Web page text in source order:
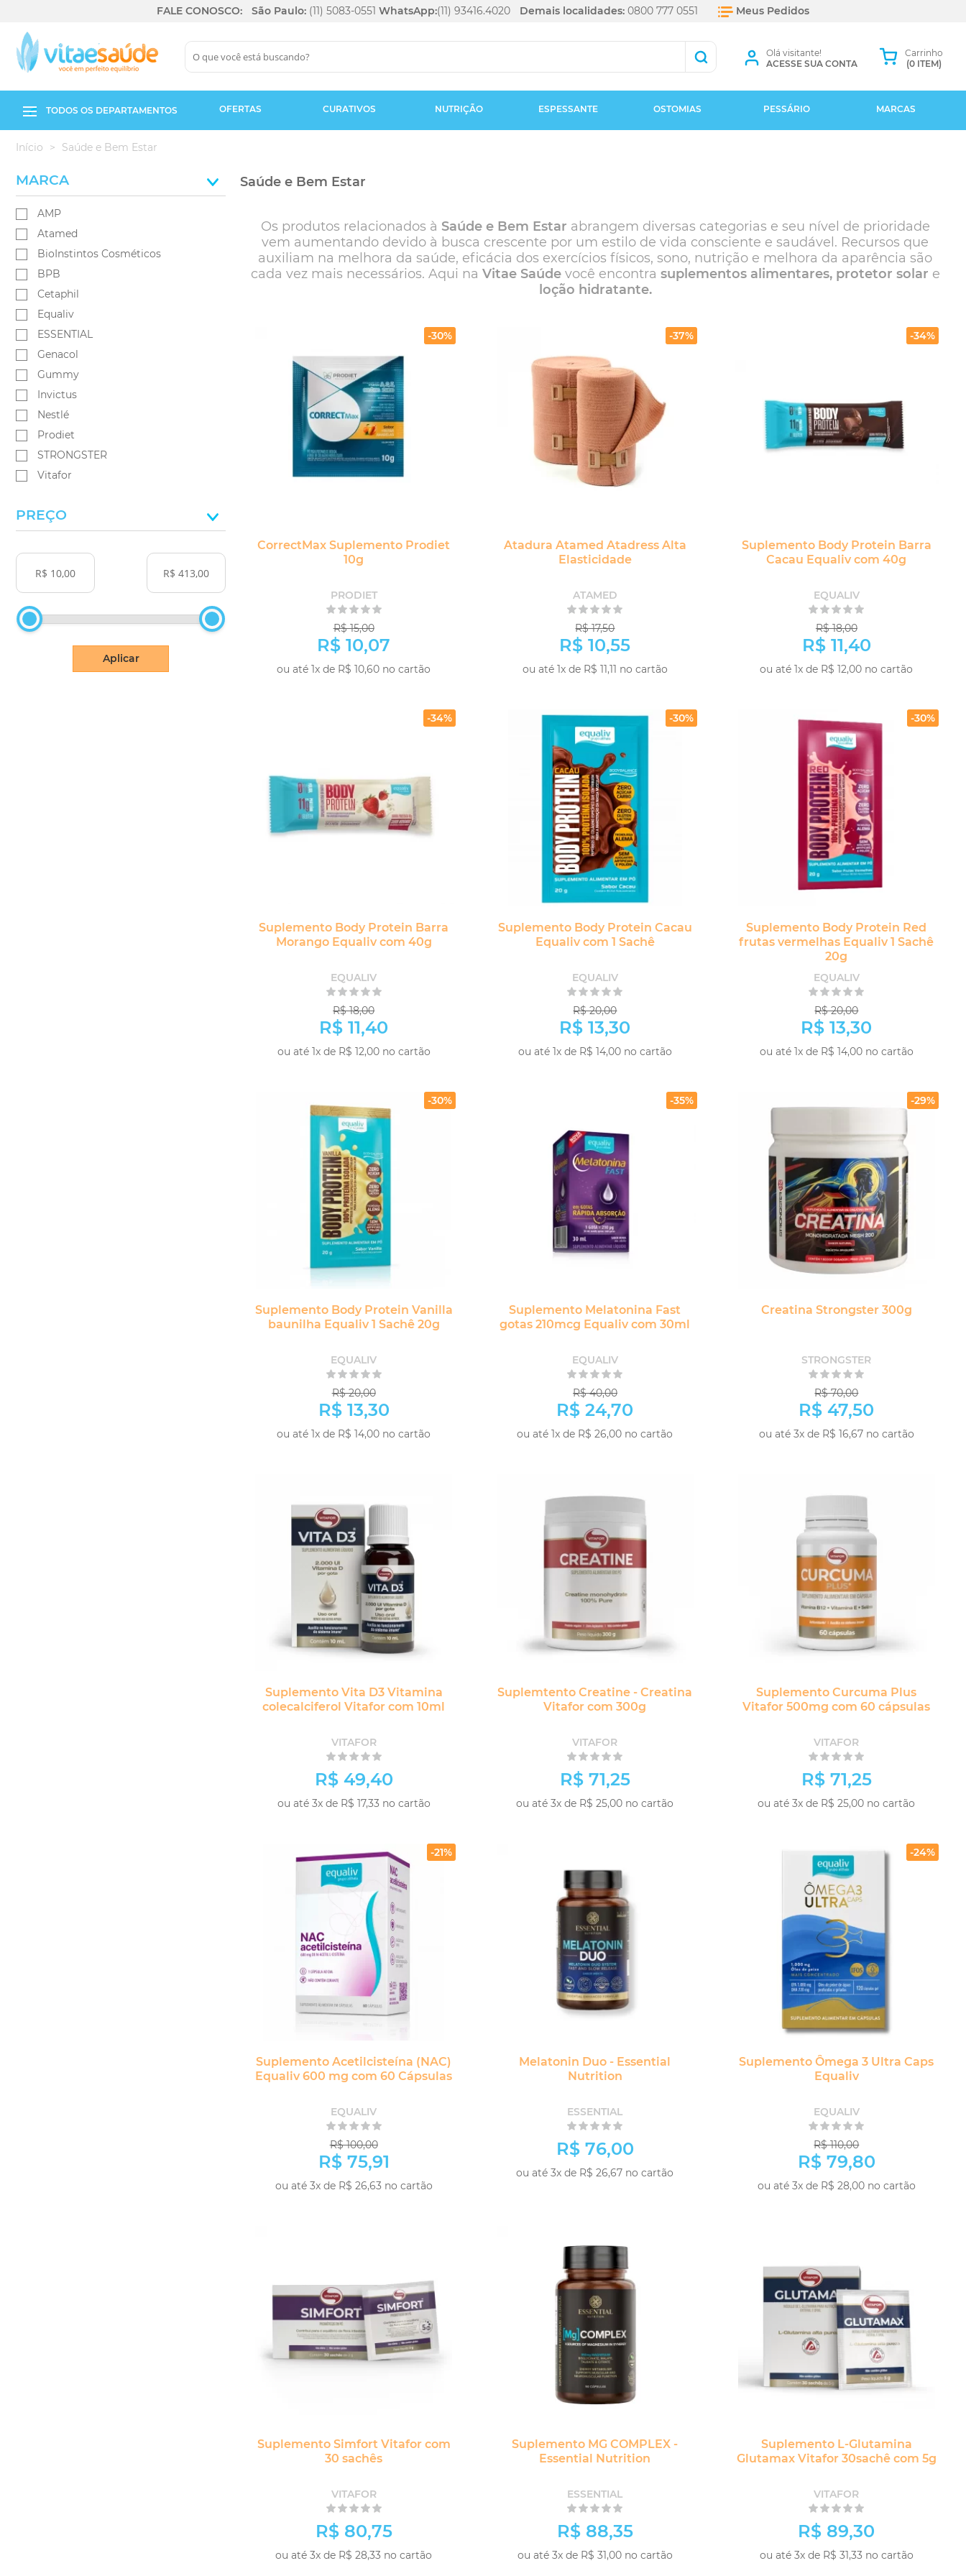
FALE CONOSCO: São Paulo: (11) 5083-0551 WhatsApp:(11) 93416.4020 Demais localidades: 0800 777 0551 Meus Pedidos
Olá visitante!
ACESSE SUA CONTA
Carrinho
(0 ITEM)
TODOS OS DEPARTAMENTOS OFERTAS CURATIVOS NUTRIÇÃO ESPESSANTE OSTOMIAS PESSÁRIO MARCAS
Início Saúde e Bem Estar
MARCA
AMP
Atamed
BioInstintos Cosméticos
BPB
Cetaphil
Equaliv
ESSENTIAL
Genacol
Gummy
Invictus
Nestlé
Prodiet
STRONGSTER
Vitafor
PREÇO
Aplicar
Saúde e Bem Estar
Os produtos relacionados à Saúde e Bem Estar abrangem diversas categorias e seu nível de prioridade
vem aumentando devido à busca crescente por um estilo de vida consciente e saudável. Recursos que
auxiliam na melhora da saúde, eficácia dos exercícios físicos, sono, nutrição e melhora da aparência são
cada vez mais necessários. Aqui na Vitae Saúdevocê encontra suplementos alimentares, protetor solar e
loção hidratante.
-30%
CorrectMax Suplemento Prodiet
10g
PRODIET
R$ 15,00
R$ 10,07
ou até 1x de R$ 10,60 no cartão
-37%
Atadura Atamed Atadress Alta
Elasticidade
ATAMED
R$ 17,50
R$ 10,55
ou até 1x de R$ 11,11 no cartão
-34%
Suplemento Body Protein Barra
Cacau Equaliv com 40g
EQUALIV
R$ 18,00
R$ 11,40
ou até 1x de R$ 12,00 no cartão
-34%
Suplemento Body Protein Barra
Morango Equaliv com 40g
EQUALIV
R$ 18,00
R$ 11,40
ou até 1x de R$ 12,00 no cartão
-30%
Suplemento Body Protein Cacau
Equaliv com 1 Sachê
EQUALIV
R$ 20,00
R$ 13,30
ou até 1x de R$ 14,00 no cartão
-30%
Suplemento Body Protein Red
frutas vermelhas Equaliv 1 Sachê
20g
EQUALIV
R$ 20,00
R$ 13,30
ou até 1x de R$ 14,00 no cartão
-30%
Suplemento Body Protein Vanilla
baunilha Equaliv 1 Sachê 20g
EQUALIV
R$ 20,00
R$ 13,30
ou até 1x de R$ 14,00 no cartão
-35%
Suplemento Melatonina Fast
gotas 210mcg Equaliv com 30ml
EQUALIV
R$ 40,00
R$ 24,70
ou até 1x de R$ 26,00 no cartão
-29%
Creatina Strongster 300g
STRONGSTER
R$ 70,00
R$ 47,50
ou até 3x de R$ 16,67 no cartão
Suplemento Vita D3 Vitamina
colecalciferol Vitafor com 10ml
VITAFOR
R$ 49,40
ou até 3x de R$ 17,33 no cartão
Suplemtento Creatine - Creatina
Vitafor com 300g
VITAFOR
R$ 71,25
ou até 3x de R$ 25,00 no cartão
Suplemento Curcuma Plus
Vitafor 500mg com 60 cápsulas
VITAFOR
R$ 71,25
ou até 3x de R$ 25,00 no cartão
-21%
Suplemento Acetilcisteína (NAC)
Equaliv 600 mg com 60 Cápsulas
EQUALIV
R$ 100,00
R$ 75,91
ou até 3x de R$ 26,63 no cartão
Melatonin Duo - Essential
Nutrition
ESSENTIAL
R$ 76,00
ou até 3x de R$ 26,67 no cartão
-24%
Suplemento Ômega 3 Ultra Caps
Equaliv
EQUALIV
R$ 110,00
R$ 79,80
ou até 3x de R$ 28,00 no cartão
Suplemento Simfort Vitafor com
30 sachês
VITAFOR
R$ 80,75
ou até 3x de R$ 28,33 no cartão
Suplemento MG COMPLEX -
Essential Nutrition
ESSENTIAL
R$ 88,35
ou até 3x de R$ 31,00 no cartão
Suplemento L-Glutamina
Glutamax Vitafor 30sachê com 5g
VITAFOR
R$ 89,30
ou até 3x de R$ 31,33 no cartão